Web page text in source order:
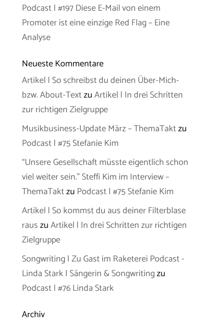
Podcast | #197 Diese E-Mail von einem
Promoter ist eine einzige Red Flag – Eine
Analyse
Neueste Kommentare
Artikel | So schreibst du deinen Über-Mich-
bzw. About-TextzuArtikel | In drei Schritten
zur richtigen Zielgruppe
Musikbusiness-Update März – ThemaTaktzu
Podcast | #75 Stefanie Kim
“Unsere Gesellschaft müsste eigentlich schon
viel weiter sein.” Steffi Kim im Interview –
ThemaTaktzu Podcast | #75 Stefanie Kim
Artikel | So kommst du aus deiner Filterblase
rauszuArtikel | In drei Schritten zur richtigen
Zielgruppe
Songwriting | Zu Gast im Raketerei Podcast -
Linda Stark | Sängerin & Songwritingzu
Podcast | #76 Linda Stark
Archiv